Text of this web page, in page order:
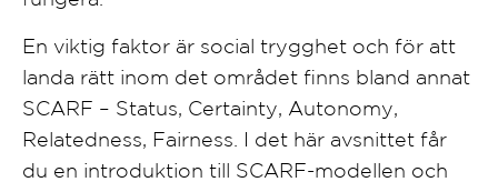
En viktig faktor är social trygghet och för att
landa rätt inom det området finns bland annat
SCARF – Status, Certainty, Autonomy,
Relatedness, Fairness. I det här avsnittet får
du en introduktion till SCARF-modellen och